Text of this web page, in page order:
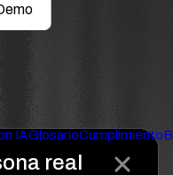
real
IAGlosarioCumplimiento